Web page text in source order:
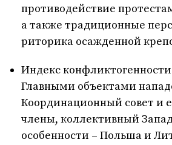
противодействие
а также традиционные
риторика осажденной
Индекс конфликтогенности
Главными объектами
Координационный совет и
члены, коллективный
особенности – Польша и